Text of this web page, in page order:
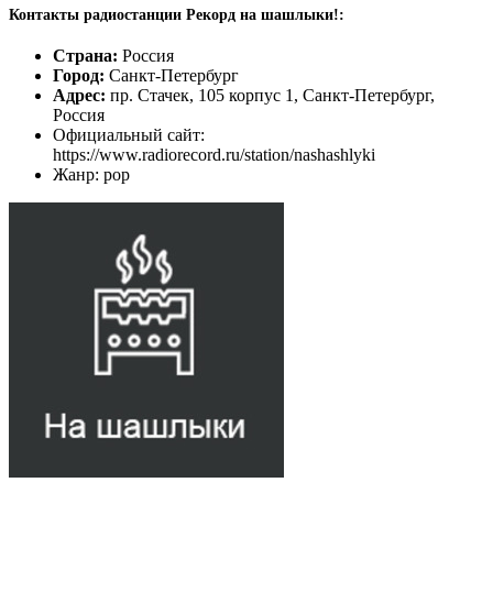
Контакты радиостанции Рекорд на шашлыки!:
Страна: Россия
Город: Санкт-Петербург
Адрес: пр. Стачек, 105 корпус 1, Санкт-Петербург,
Россия
Официальный сайт:
https://www.radiorecord.ru/station/nashashlyki
Жанр: pop